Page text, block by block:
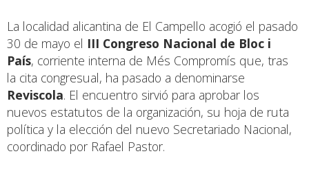
La localidad alicantina de El Campello acogió el pasado
30 de mayo el III Congreso Nacional de Bloc i
País, corriente interna de Més Compromís que, tras
la cita congresual, ha pasado a denominarse
Reviscola. El encuentro sirvió para aprobar los
nuevos estatutos de la organización, su hoja de ruta
política y la elección del nuevo Secretariado Nacional,
coordinado por Rafael Pastor.